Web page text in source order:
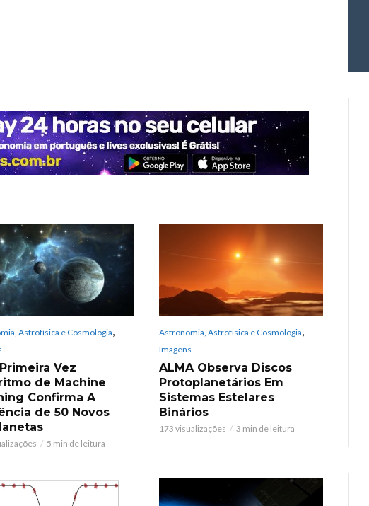
Astrofísica e Cosmologia,
Vez
de Machine
Confirma A
de 50 Novos
5 min de leitura
Astronomia, Astrofísica e Cosmologia,
Imagens
ALMA Observa Discos
Protoplanetários Em
Sistemas Estelares
Binários
173 visualizações 3 min de leitura